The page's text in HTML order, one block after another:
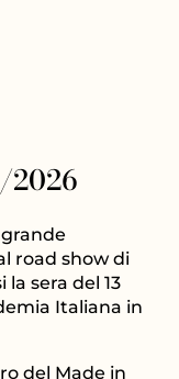
2026
road show di
sera del 13
Italiana in
del Made in